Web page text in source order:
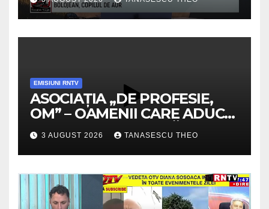
EMISIUNI RNTV
ASOCIAȚIA „DE PROFESIE,
OM” – OAMENII CARE ADUC
VALOARE COMUNITĂȚII /
SECRETELE SUCCESULUI
/VIDEO
3 AUGUST 2026 TANASESCU THEO